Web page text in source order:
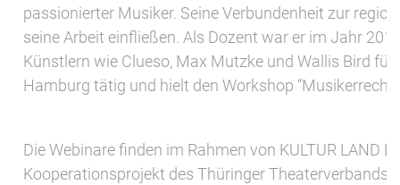
passionierter Musiker. Seine Verbundenheit zur
seine Arbeit einfließen. Als Dozent war er im Jahr
Künstlern wie Clueso, Max Mutzke und Wallis Bird für
Hamburg tätig und hielt den Workshop
Die Webinare finden im Rahmen von KULTUR LAND
Kooperationsprojekt des Thüringer Theaterverbands,